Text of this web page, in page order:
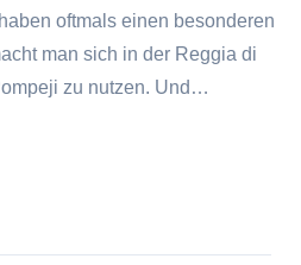
oftmals einen besonderen
man sich in der Reggia di
zu nutzen. Und…